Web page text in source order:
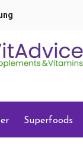
Superfoods